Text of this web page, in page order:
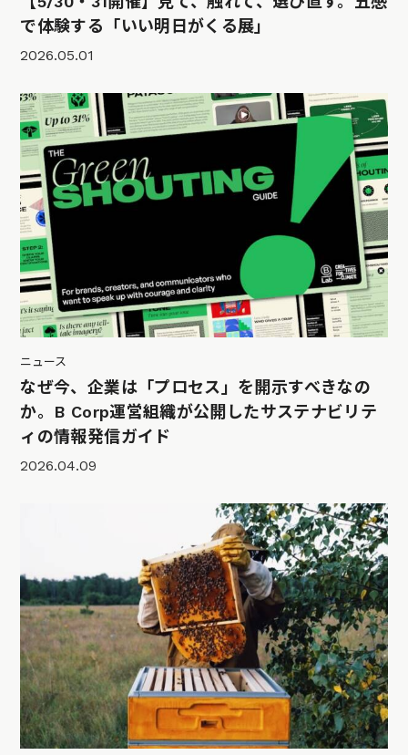
で体験する「いい明日がくる展」
2026.05.01
ニュース
なぜ今、企業は「プロセス」を開示すべきなの
か。B Corp運営組織が公開したサステナビリテ
ィの情報発信ガイド
2026.04.09